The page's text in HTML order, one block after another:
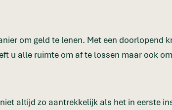
om geld te lenen. Met een doorlopend
u alle ruimte om af te lossen maar ook
altijd zo aantrekkelijk als het in eerste